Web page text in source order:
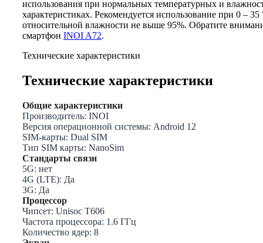
использования при нормальных температурных и
характеристиках. Рекомендуется использование при 0 – 35
относительной влажности не выше 95%. Обратите
смартфон INOI A72.
Технические характеристики
Технические характеристики
Общие характеристики
Производитель: INOI
Версия операционной системы: Android 12
SIM-карты: Dual SIM
Тип SIM карты: NanoSim
Стандарты связи
5G: нет
4G (LTE): Да
3G: Да
Процессор
Чипсет: Unisoc T606
Частота процессора: 1.6 ГГц
Количество ядер: 8